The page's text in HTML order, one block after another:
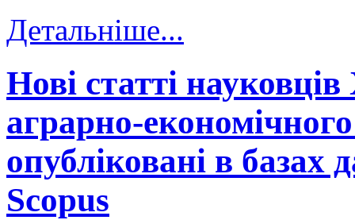
Детальніше...
Нові статті
аграрно-економічного
опубліковані в базах
Scopus